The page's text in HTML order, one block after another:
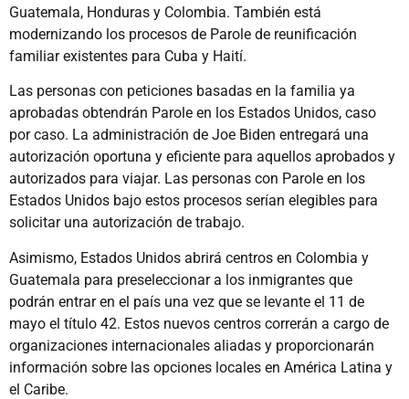
Guatemala, Honduras y Colombia. También está
modernizando los procesos de Parole de reunificación
familiar existentes para Cuba y Haití.
Las personas con peticiones basadas en la familia ya
aprobadas obtendrán Parole en los Estados Unidos, caso
por caso. La administración de Joe Biden entregará una
autorización oportuna y eficiente para aquellos aprobados y
autorizados para viajar. Las personas con Parole en los
Estados Unidos bajo estos procesos serían elegibles para
solicitar una autorización de trabajo.
Asimismo, Estados Unidos abrirá centros en Colombia y
Guatemala para preseleccionar a los inmigrantes que
podrán entrar en el país una vez que se levante el 11 de
mayo el título 42. Estos nuevos centros correrán a cargo de
organizaciones internacionales aliadas y proporcionarán
información sobre las opciones locales en América Latina y
el Caribe.